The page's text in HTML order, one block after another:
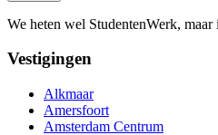
We heten wel StudentenWerk,
Vestigingen
Alkmaar
Amersfoort
Amsterdam Centrum